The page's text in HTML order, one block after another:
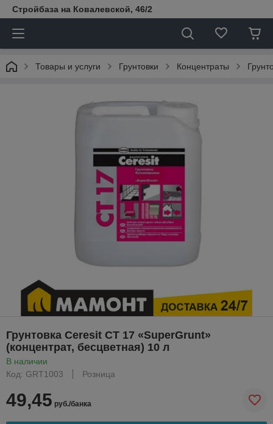
Стройбаза на Ковалевской, 46/2
Товары и услуги Грунтовки Концентраты
Грунтовка Ceresit CT 17 «SuperGrunt»
(концентрат, бесцветная) 10 л
В наличии
Код: GRT1003
Розница
49,45 руб./банка